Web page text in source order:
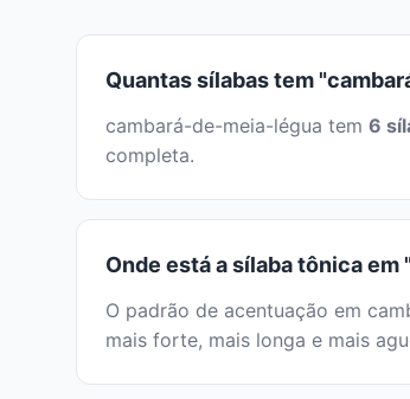
Quantas sílabas tem
cambará-de-meia-légua tem 6
completa.
Onde está a sílaba tônica
O padrão de acentuação em
mais forte, mais longa e mais